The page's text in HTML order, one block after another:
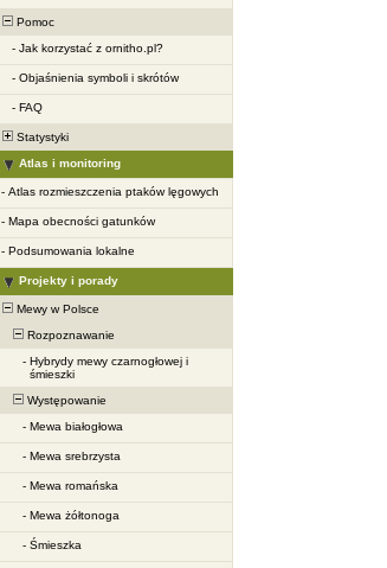
Pomoc
- Jak korzystać z ornitho.pl?
- Objaśnienia symboli i skrótów
- FAQ
Statystyki
Atlas i monitoring
- Atlas rozmieszczenia ptaków lęgowych
- Mapa obecności gatunków
- Podsumowania lokalne
Projekty i porady
Mewy w Polsce
Rozpoznawanie
- Hybrydy mewy czarnogłowej i
śmieszki
Występowanie
- Mewa białogłowa
- Mewa srebrzysta
- Mewa romańska
- Mewa żółtonoga
- Śmieszka